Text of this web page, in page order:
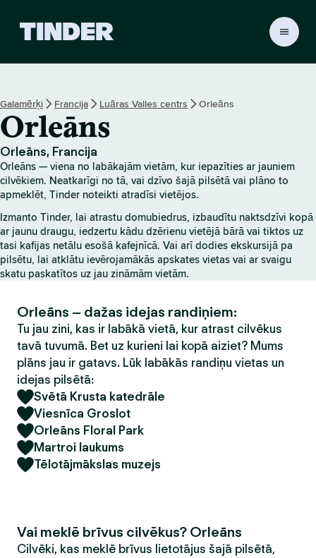
r
u
m
l
p
a
Galamērķi Francija Luāras Valles centrs Orleāns
Orleāns
Orleāns, Francija
Orleāns — viena no labākajām vietām, kur iepazīties ar jauniem
cilvēkiem. Neatkarīgi no tā, vai dzīvo šajā pilsētā vai plāno to
apmeklēt, Tinder noteikti atradīsi vietējos.
Izmanto Tinder, lai atrastu domubiedrus, izbaudītu naktsdzīvi kopā
ar jaunu draugu, iedzertu kādu dzērienu vietējā bārā vai tiktos uz
tasi kafijas netālu esošā kafejnīcā. Vai arī dodies ekskursijā pa
pilsētu, lai atklātu ievērojamākās apskates vietas vai ar svaigu
skatu paskatītos uz jau zināmām vietām.
Orleāns – dažas idejas randiņiem:
Tu jau zini, kas ir labākā vietā, kur atrast cilvēkus
tavā tuvumā. Bet uz kurieni lai kopā aiziet? Mums
plāns jau ir gatavs. Lūk labākās randiņu vietas un
idejas pilsētā:
Svētā Krusta katedrāle
Viesnīca Groslot
Orleāns Floral Park
Martroi laukums
Tēlotājmākslas muzejs
Vai meklē brīvus cilvēkus? Orleāns
Cilvēki, kas meklē brīvus lietotājus šajā pilsētā,